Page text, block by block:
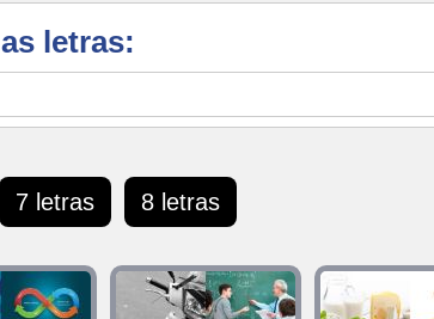
letras:
7 letras 8 letras